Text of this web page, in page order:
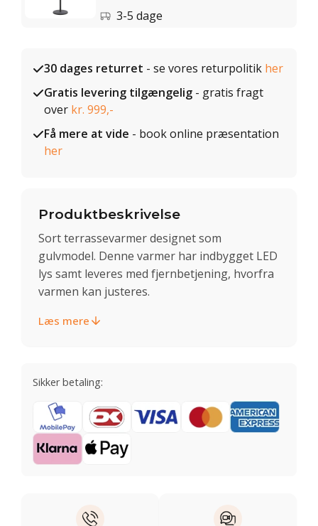
3-5 dage
30 dages returret - se vores returpolitik her
Gratis levering tilgængelig - gratis fragt
over kr. 999,-
Få mere at vide - book online præsentation
her
Produktbeskrivelse
Sort terrassevarmer designet som
gulvmodel. Denne varmer har indbygget LED
lys samt leveres med fjernbetjening, hvorfra
varmen kan justeres.
Læs mere
Sikker betaling: